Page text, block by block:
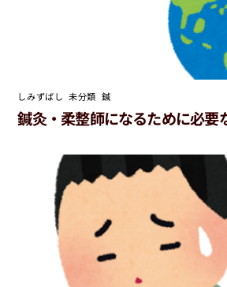
しみずばし ,未分類 ,鍼
鍼灸・柔整師になるために必要